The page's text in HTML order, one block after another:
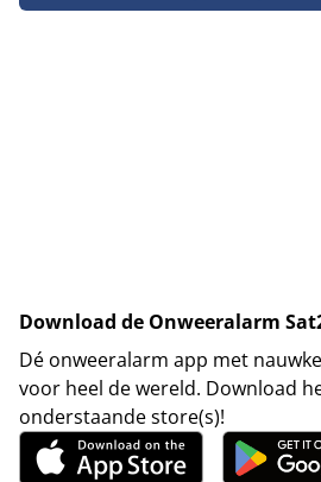
Download de Onweeralarm
Dé onweeralarm app met
voor heel de wereld. Download
onderstaande store(s)!